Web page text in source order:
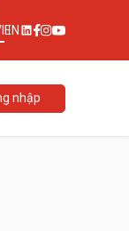
EN
nhập